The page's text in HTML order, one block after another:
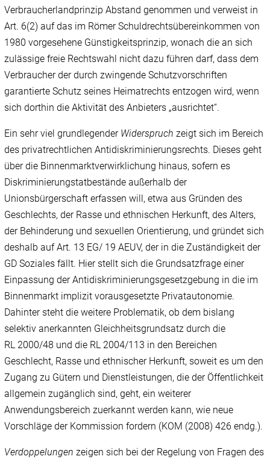
Verbraucherlandprinzip Abstand genommen und verweist in
Art. 6(2) auf das im Römer Schuldrechtsübereinkommen von
1980 vorgesehene Günstigkeitsprinzip, wonach die an sich
zulässige freie Rechtswahl nicht dazu führen darf, dass dem
Verbraucher der durch zwingende Schutzvorschriften
garantierte Schutz seines Heimatrechts entzogen wird, wenn
sich dorthin die Aktivität des Anbieters „ausrichtet“.
Ein sehr viel grundlegender Widerspruchzeigt sich im Bereich
des privatrechtlichen Antidiskriminierungsrechts. Dieses geht
über die Binnenmarktverwirklichung hinaus, sofern es
Diskriminierungstatbestände außerhalb der
Unionsbürgerschaft erfassen will, etwa aus Gründen des
Geschlechts, der Rasse und ethnischen Herkunft, des Alters,
der Behinderung und sexuellen Orientierung, und gründet sich
deshalb auf Art. 13 EG/ 19 AEUV, der in die Zuständigkeit der
GD Soziales fällt. Hier stellt sich die Grundsatzfrage einer
Einpassung der Antidiskriminierungsgesetzgebung in die im
Binnenmarkt implizit vorausgesetzte Privatautonomie.
Dahinter steht die weitere Problematik, ob dem bislang
selektiv anerkannten Gleichheitsgrundsatz durch die
RL 2000/48 und die RL 2004/113 in den Bereichen
Geschlecht, Rasse und ethnischer Herkunft, soweit es um den
Zugang zu Gütern und Dienstleistungen, die der Öffentlichkeit
allgemein zugänglich sind, geht, ein weiterer
Anwendungsbereich zuerkannt werden kann, wie neue
Vorschläge der Kommission fordern (KOM (2008) 426 endg.).
Verdoppelungenzeigen sich bei der Regelung von Fragen des